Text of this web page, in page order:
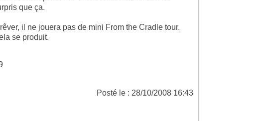
que ça.
il ne jouera pas de mini From the Cradle tour.
se produit.
Posté le : 28/10/2008 16:43